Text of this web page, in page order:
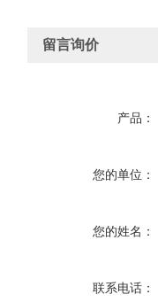
留言询价
产品：
您的单位：
您的姓名：
联系电话：